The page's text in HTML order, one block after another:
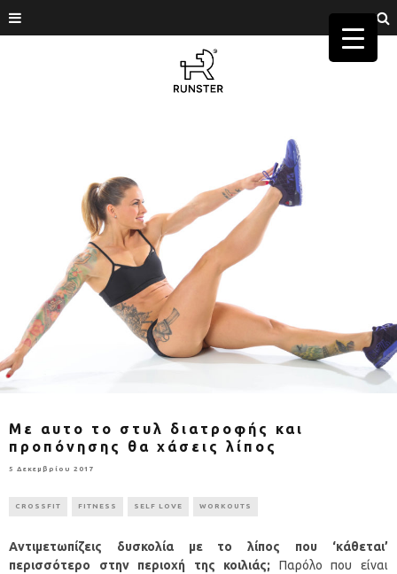
Με αυτο το στυλ διατροφής και
προπόνησης θα χάσεις λίπος
5 Δεκεμβρίου 2017
CROSSFIT FITNESS SELF LOVE WORKOUTS
Αντιμετωπίζεις δυσκολία με το λίπος που ‘κάθεται’
περισσότερο στην περιοχή της κοιλιάς; Παρόλο που είναι